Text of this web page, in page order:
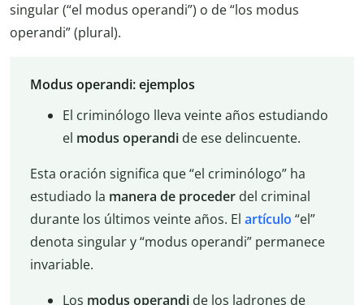
singular (“el modus operandi”) o de “los modus
operandi” (plural).
Modus operandi: ejemplos
El criminólogo lleva veinte años estudiando
el modus operandide ese delincuente.
Esta oración significa que “el criminólogo” ha
estudiado la manera de proceder del criminal
durante los últimos veinte años. El artículo “el”
denota singular y “modus operandi” permanece
invariable.
Los modus operandide los ladrones de